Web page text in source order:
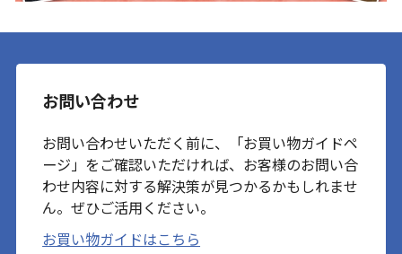
お問い合わせ
お問い合わせいただく前に、「お買い物ガイドペ
ージ」をご確認いただければ、お客様のお問い合
わせ内容に対する解決策が見つかるかもしれませ
ん。ぜひご活用ください。
お買い物ガイドはこちら